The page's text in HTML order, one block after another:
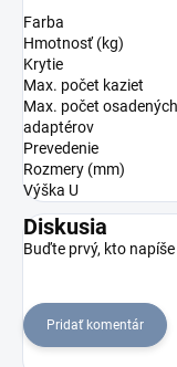
Farba
Hmotnosť (kg)
Krytie
Max. počet kaziet
Max. počet osadených
adaptérov
Prevedenie
Rozmery (mm)
Výška U
Diskusia
Buďte prvý, kto
Pridať komentár